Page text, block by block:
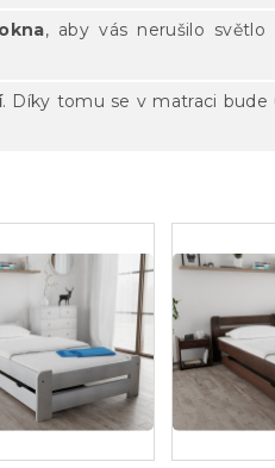
, aby vás nerušilo
. Díky tomu se v matraci bude